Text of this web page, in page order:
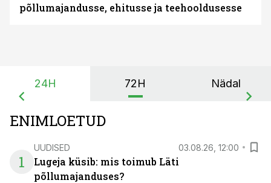
põllumajandusse, ehitusse ja teehooldusesse
24H 72H Nädal
ENIMLOETUD
1
UUDISED 03.08.26, 12:00
Lugeja küsib: mis toimub Läti
põllumajanduses?